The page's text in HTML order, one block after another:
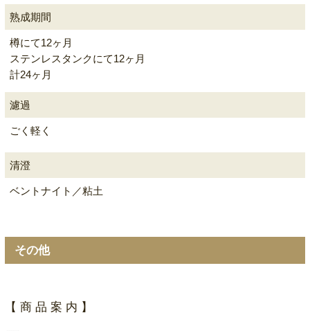
熟成期間
樽にて12ヶ月
ステンレスタンクにて12ヶ月
計24ヶ月
濾過
ごく軽く
清澄
ベントナイト／粘土
その他
【 商 品 案 内 】